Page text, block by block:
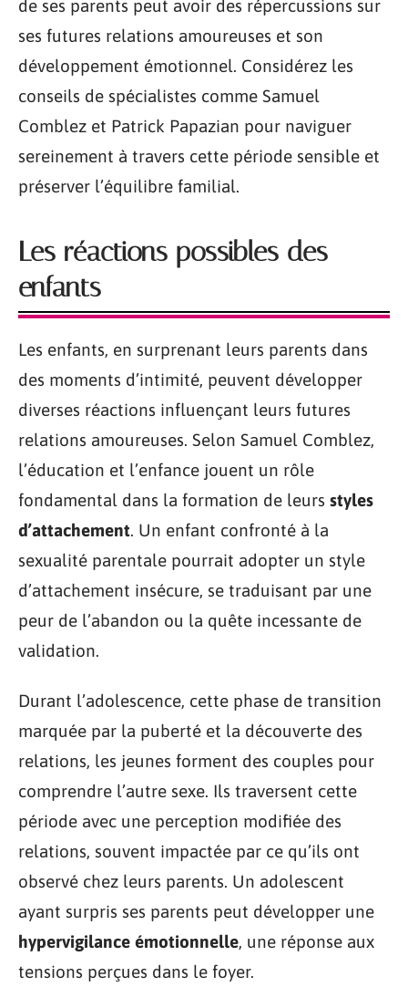
de ses parents peut avoir des répercussions sur
ses futures relations amoureuses et son
développement émotionnel. Considérez les
conseils de spécialistes comme Samuel
Comblez et Patrick Papazian pour naviguer
sereinement à travers cette période sensible et
préserver l’équilibre familial.
Les réactions possibles des
enfants
Les enfants, en surprenant leurs parents dans
des moments d’intimité, peuvent développer
diverses réactions influençant leurs futures
relations amoureuses. Selon Samuel Comblez,
l’éducation et l’enfance jouent un rôle
fondamental dans la formation de leurs styles
d’attachement. Un enfant confronté à la
sexualité parentale pourrait adopter un style
d’attachement insécure, se traduisant par une
peur de l’abandon ou la quête incessante de
validation.
Durant l’adolescence, cette phase de transition
marquée par la puberté et la découverte des
relations, les jeunes forment des couples pour
comprendre l’autre sexe. Ils traversent cette
période avec une perception modifiée des
relations, souvent impactée par ce qu’ils ont
observé chez leurs parents. Un adolescent
ayant surpris ses parents peut développer une
hypervigilance émotionnelle, une réponse aux
tensions perçues dans le foyer.